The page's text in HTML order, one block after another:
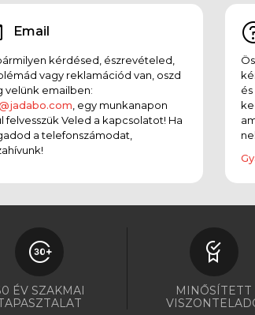
Email
kérdésed, észrevételed,
vagy reklamációd van, oszd
velünk emailben:
, egy munkanapon
felvesszük Veled a kapcsolatot! Ha
a telefonszámodat,
ÉV SZAKMAI
MINŐSÍTETT